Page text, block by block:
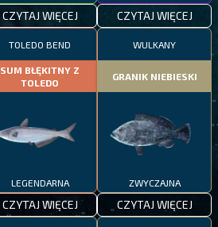
CZYTAJ WIĘCEJ CZYTAJ WIĘCEJ
TOLEDO BEND
SUM BŁĘKITNY Z
TOLEDO
LEGENDARNA
CZYTAJ WIĘCEJ
WULKANY
GRANIK NIEBIESKI
ZWYCZAJNA
CZYTAJ WIĘCEJ